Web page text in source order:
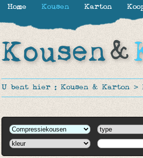
U bent hier : Kousen & Karton >
Home Kousen Karton